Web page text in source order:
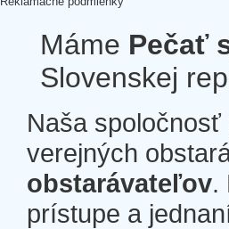
Máme Pečať
Slovenskej
Naša
verejných
obstarávateľov.
prístupe a